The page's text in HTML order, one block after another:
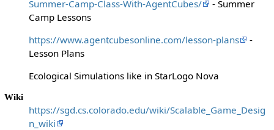
Summer-Camp-Class-With-AgentCubes/
- Summer
Camp Lessons
https://www.agentcubesonline.com/lesson-plans
-
Lesson Plans
Ecological Simulations like in StarLogo Nova
Wiki
https://sgd.cs.colorado.edu/wiki/Scalable_Game_Desig
n_wiki